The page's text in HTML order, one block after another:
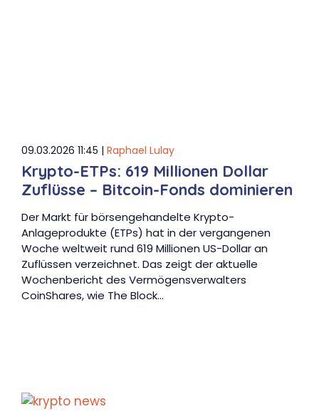
09.03.2026 11:45 | Raphael Lulay
Krypto-ETPs: 619 Millionen Dollar
Zuflüsse – Bitcoin-Fonds dominieren
Der Markt für börsengehandelte Krypto-
Anlageprodukte (ETPs) hat in der vergangenen
Woche weltweit rund 619 Millionen US-Dollar an
Zuflüssen verzeichnet. Das zeigt der aktuelle
Wochenbericht des Vermögensverwalters
CoinShares, wie The Block…